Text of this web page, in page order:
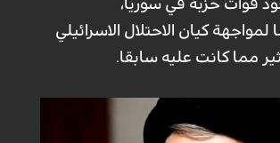
قوات حزبه في سوريا،
لمواجهة كيان الاحتلال الاسرائيلي
مما كانت عليه سابقا.